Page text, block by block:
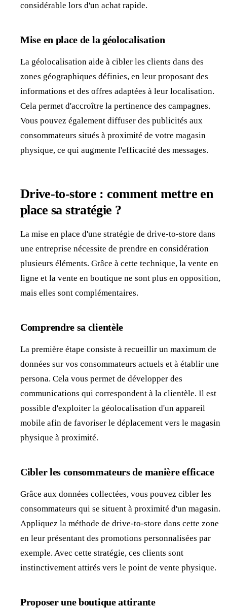
considérable lors d'un achat rapide.
Mise en place de la géolocalisation
La géolocalisation aide à cibler les clients dans des
zones géographiques définies, en leur proposant des
informations et des offres adaptées à leur localisation.
Cela permet d'accroître la pertinence des campagnes.
Vous pouvez également diffuser des publicités aux
consommateurs situés à proximité de votre magasin
physique, ce qui augmente l'efficacité des messages.
Drive-to-store : comment mettre en
place sa stratégie ?
La mise en place d'une stratégie de drive-to-store dans
une entreprise nécessite de prendre en considération
plusieurs éléments. Grâce à cette technique, la vente en
ligne et la vente en boutique ne sont plus en opposition,
mais elles sont complémentaires.
Comprendre sa clientèle
La première étape consiste à recueillir un maximum de
données sur vos consommateurs actuels et à établir une
persona. Cela vous permet de développer des
communications qui correspondent à la clientèle. Il est
possible d'exploiter la géolocalisation d'un appareil
mobile afin de favoriser le déplacement vers le magasin
physique à proximité.
Cibler les consommateurs de manière efficace
Grâce aux données collectées, vous pouvez cibler les
consommateurs qui se situent à proximité d'un magasin.
Appliquez la méthode de drive-to-store dans cette zone
en leur présentant des promotions personnalisées par
exemple. Avec cette stratégie, ces clients sont
instinctivement attirés vers le point de vente physique.
Proposer une boutique attirante